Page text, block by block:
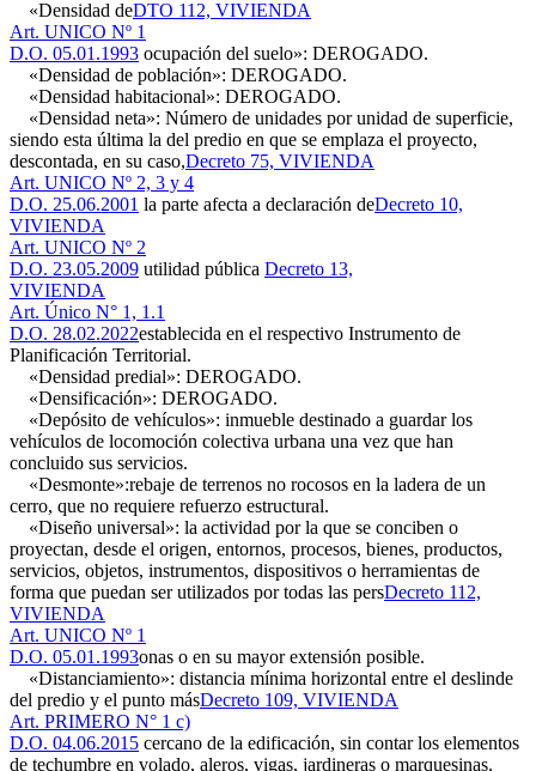
«Densidad deDTO 112, VIVIENDA
Art. UNICO Nº 1
D.O. 05.01.1993 ocupación del suelo»: DEROGADO.
«Densidad de población»: DEROGADO.
«Densidad habitacional»: DEROGADO.
«Densidad neta»: Número de unidades por unidad de superficie,
siendo esta última la del predio en que se emplaza el proyecto,
descontada, en su caso,Decreto 75, VIVIENDA
Art. UNICO Nº 2, 3 y 4
D.O. 25.06.2001 la parte afecta a declaración deDecreto 10,
VIVIENDA
Art. UNICO Nº 2
D.O. 23.05.2009 utilidad pública Decreto 13,
VIVIENDA
Art. Único N° 1, 1.1
D.O. 28.02.2022establecida en el respectivo Instrumento de
Planificación Territorial.
«Densidad predial»: DEROGADO.
«Densificación»: DEROGADO.
«Depósito de vehículos»: inmueble destinado a guardar los
vehículos de locomoción colectiva urbana una vez que han
concluido sus servicios.
«Desmonte»:rebaje de terrenos no rocosos en la ladera de un
cerro, que no requiere refuerzo estructural.
«Diseño universal»: la actividad por la que se conciben o
proyectan, desde el origen, entornos, procesos, bienes, productos,
servicios, objetos, instrumentos, dispositivos o herramientas de
forma que puedan ser utilizados por todas las persDecreto 112,
VIVIENDA
Art. UNICO Nº 1
D.O. 05.01.1993onas o en su mayor extensión posible.
«Distanciamiento»: distancia mínima horizontal entre el deslinde
del predio y el punto másDecreto 109, VIVIENDA
Art. PRIMERO N° 1 c)
D.O. 04.06.2015 cercano de la edificación, sin contar los elementos
de techumbre en volado, aleros, vigas, jardineras o marquesinas.